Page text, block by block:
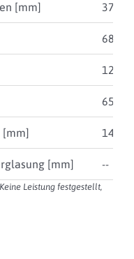
[mm] 37 /
68
122
65
[mm] 14 …
[mm] --
Leistung festgestellt,